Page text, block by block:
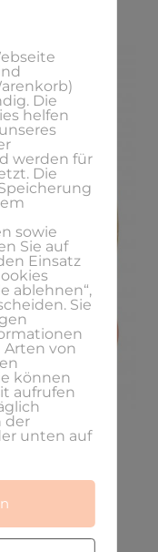
fünf
Die
helfen
werden für
Die
sowie
Sie auf
Einsatz
ablehnen“,
Sie
Arten von
können
aufrufen
der
unten auf